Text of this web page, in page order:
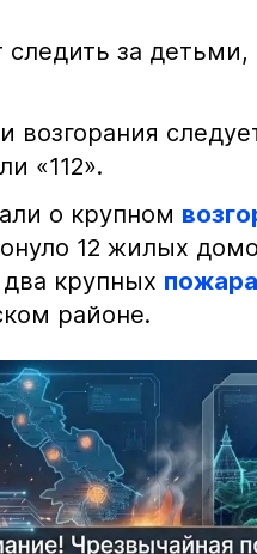
следить за
возгорания
«112».
о крупном
12 жилых
крупных пожара
районе.